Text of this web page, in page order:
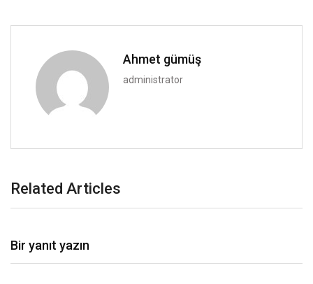
Ahmet gümüş
administrator
Related Articles
Bir yanıt yazın